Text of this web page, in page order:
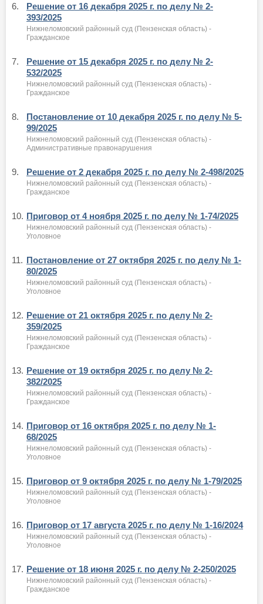
6.
Решение от 16 декабря 2025 г. по делу № 2-
393/2025
Нижнеломовский районный суд (Пензенская область) -
Гражданское
7.
Решение от 15 декабря 2025 г. по делу № 2-
532/2025
Нижнеломовский районный суд (Пензенская область) -
Гражданское
8.
Постановление от 10 декабря 2025 г. по делу № 5-
99/2025
Нижнеломовский районный суд (Пензенская область) -
Административные правонарушения
9. Решение от 2 декабря 2025 г. по делу № 2-498/2025
Нижнеломовский районный суд (Пензенская область) -
Гражданское
10. Приговор от 4 ноября 2025 г. по делу № 1-74/2025
Нижнеломовский районный суд (Пензенская область) -
Уголовное
11. Постановление от 27 октября 2025 г. по делу № 1-
80/2025
Нижнеломовский районный суд (Пензенская область) -
Уголовное
12. Решение от 21 октября 2025 г. по делу № 2-
359/2025
Нижнеломовский районный суд (Пензенская область) -
Гражданское
13. Решение от 19 октября 2025 г. по делу № 2-
382/2025
Нижнеломовский районный суд (Пензенская область) -
Гражданское
14. Приговор от 16 октября 2025 г. по делу № 1-
68/2025
Нижнеломовский районный суд (Пензенская область) -
Уголовное
15. Приговор от 9 октября 2025 г. по делу № 1-79/2025
Нижнеломовский районный суд (Пензенская область) -
Уголовное
16. Приговор от 17 августа 2025 г. по делу № 1-16/2024
Нижнеломовский районный суд (Пензенская область) -
Уголовное
17. Решение от 18 июня 2025 г. по делу № 2-250/2025
Нижнеломовский районный суд (Пензенская область) -
Гражданское